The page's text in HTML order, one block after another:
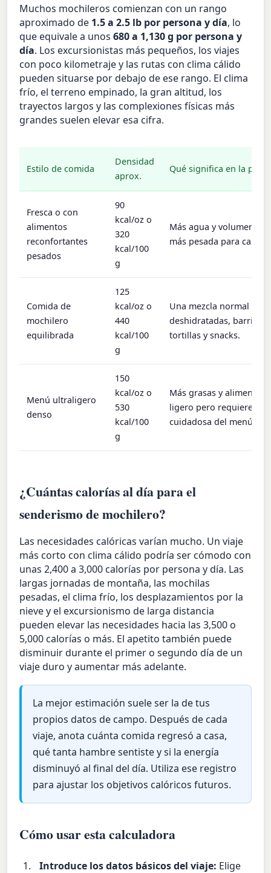
Muchos mochileros comienzan con un rango
aproximado de 1.5 a 2.5 lb por persona y día, lo
que equivale a unos680 a 1,130 g por persona y
día. Los excursionistas más pequeños, los viajes
con poco kilometraje y las rutas con clima cálido
pueden situarse por debajo de ese rango. El clima
frío, el terreno empinado, la gran altitud, los
trayectos largos y las complexiones físicas más
grandes suelen elevar esa cifra.
Estilo de comida
Densidad
aprox.
Qué significa en la
Fresca o con
alimentos
reconfortantes
pesados
90
kcal/oz o
320
kcal/100
g
Más agua y volumen;
más pesada para
Comida de
mochilero
equilibrada
125
kcal/oz o
440
kcal/100
g
Una mezcla normal de
deshidratadas, barritas,
tortillas y snacks.
Menú ultraligero
denso
150
kcal/oz o
530
kcal/100
g
Más grasas y alimentos
ligero pero requiere
cuidadosa del menú.
¿Cuántas calorías al día para el
senderismo de mochilero?
Las necesidades calóricas varían mucho. Un viaje
más corto con clima cálido podría ser cómodo con
unas 2,400 a 3,000 calorías por persona y día. Las
largas jornadas de montaña, las mochilas
pesadas, el clima frío, los desplazamientos por la
nieve y el excursionismo de larga distancia
pueden elevar las necesidades hacia las 3,500 o
5,000 calorías o más. El apetito también puede
disminuir durante el primer o segundo día de un
viaje duro y aumentar más adelante.
La mejor estimación suele ser la de tus
propios datos de campo. Después de cada
viaje, anota cuánta comida regresó a casa,
qué tanta hambre sentiste y si la energía
disminuyó al final del día. Utiliza ese registro
para ajustar los objetivos calóricos futuros.
Cómo usar esta calculadora
Introduce los datos básicos del viaje: Elige